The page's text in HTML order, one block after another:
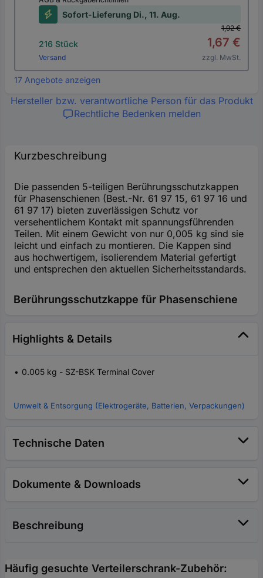
Sofort-Lieferung Di., 11. Aug.
216 Stück
Versand
1,92 €
1,67 €
zzgl. MwSt.
17 Angebote anzeigen
Hersteller bzw. verantwortliche Person für das Produkt
Rechtliche Bedenken melden
Kurzbeschreibung
Die passenden 5-teiligen Berührungsschutzkappen
für Phasenschienen (Best.-Nr. 61 97 15, 61 97 16 und
61 97 17) bieten zuverlässigen Schutz vor
versehentlichem Kontakt mit spannungsführenden
Teilen. Mit einem Gewicht von nur 0,005 kg sind sie
leicht und einfach zu montieren. Die Kappen sind
aus hochwertigem, isolierendem Material gefertigt
und entsprechen den aktuellen Sicherheitsstandards.
Berührungsschutzkappe für Phasenschiene
Highlights & Details
0.005 kg - SZ-BSK Terminal Cover
Umwelt & Entsorgung (Elektrogeräte, Batterien, Verpackungen)
Technische Daten
Dokumente & Downloads
Beschreibung
Häufig gesuchte Verteilerschrank-Zubehör: